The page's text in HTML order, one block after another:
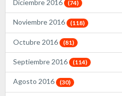
Diciembre 2016 (74)
Noviembre 2016 (118)
Octubre 2016 (81)
Septiembre 2016 (114)
Agosto 2016 (30)